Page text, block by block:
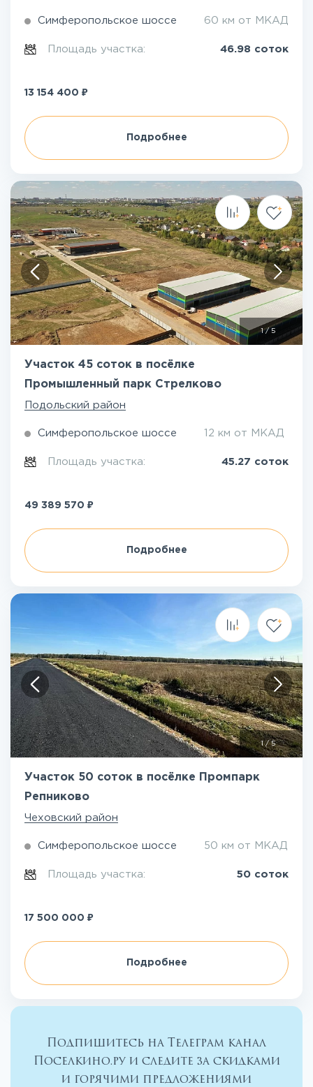
Симферопольское шоссе 60 км от МКАД
Площадь участка: 46.98 соток
13 154 400 ₽
Подробнее
1/ 5
Участок 45 соток в посёлке
Промышленный парк Стрелково
Подольский район
Симферопольское шоссе 12 км от МКАД
Площадь участка: 45.27 соток
49 389 570 ₽
Подробнее
1/5
Участок 50 соток в посёлке Промпарк
Репниково
Чеховский район
Симферопольское шоссе 50 км от МКАД
Площадь участка: 50 соток
17 500 000 ₽
Подробнее
Подпишитесь на Телеграм канал
Поселкино.ру и следите за скидками
и горячими предложениями